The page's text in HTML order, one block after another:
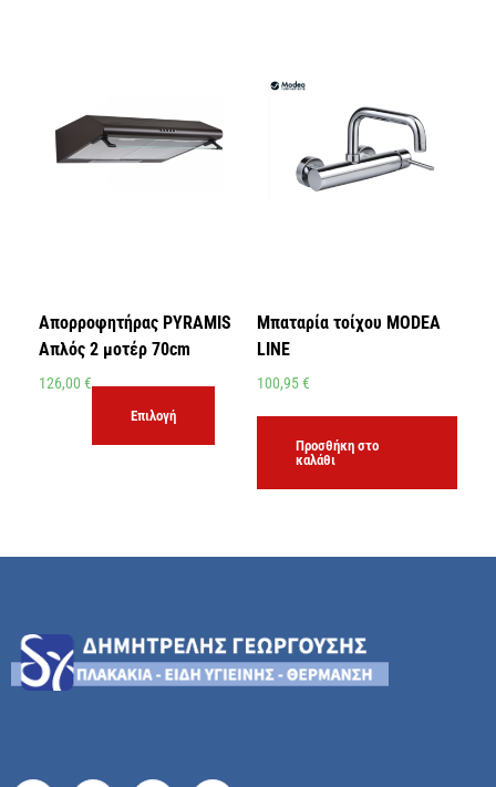
Απορροφητήρας PYRAMIS
Απλός 2 μοτέρ 70cm
126,00 €
Επιλογή
Μπαταρία τοίχου MODEA
LINE
100,95€
Προσθήκη στο
καλάθι